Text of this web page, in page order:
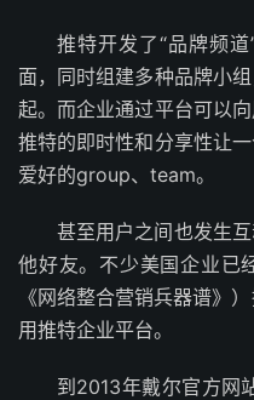
推特开发了“品牌频
面，同时组建多种品牌小
起。而企业通过平台可以
推特的即时性和分享性让
爱好的group、team。
甚至用户之间也发生
他好友。不少美国企业已
《网络整合营销兵器谱》
用推特企业平台。
到2013年戴尔官方网